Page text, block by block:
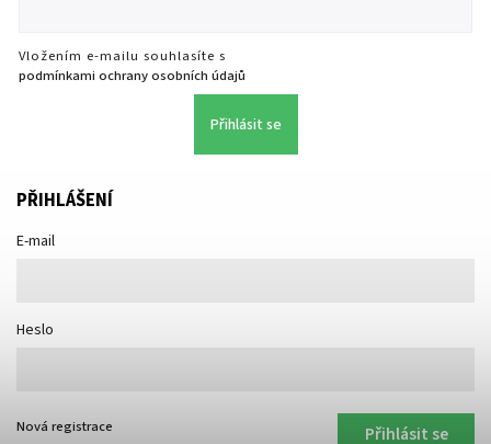
Vložením e-mailu souhlasíte s
podmínkami ochrany osobních údajů
Přihlásit se
PŘIHLÁŠENÍ
E-mail
Heslo
Přihlásit se
Nová registrace